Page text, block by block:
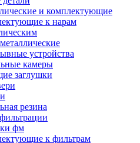
и комплектующие
к нарам
устройства
камеры
заглушки
резина
фм
к фильтрам